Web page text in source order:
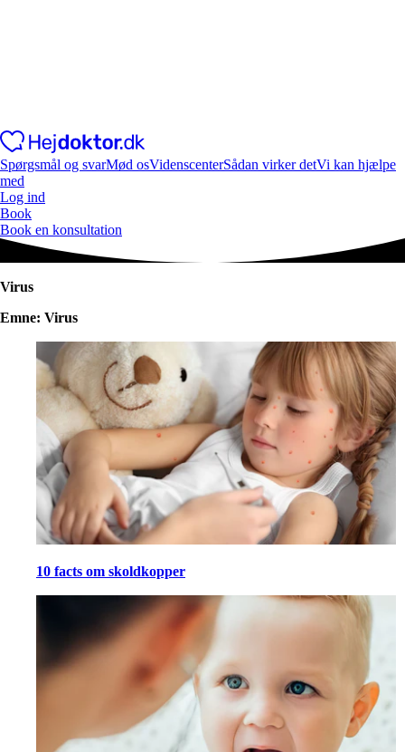
Spørgsmål og svarMød osVidenscenterSådan virker detVi kan hjælpe
med
Log ind
Book
Book en konsultation
Virus
Emne: Virus
10 facts om skoldkopper